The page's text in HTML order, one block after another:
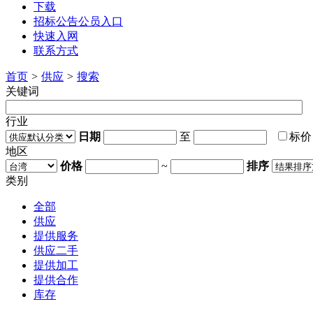
下载
招标公告公员入口
快速入网
联系方式
首页 > 供应 > 搜索
关键词
行业
日期
至
标
地区
价格
~
排序
类别
全部
供应
提供服务
供应二手
提供加工
提供合作
库存